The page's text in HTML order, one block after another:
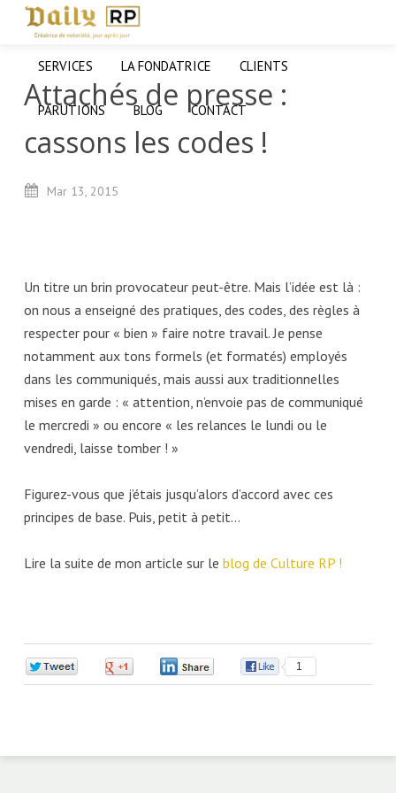
SERVICES LA FONDATRICE CLIENTS
PARUTIONS BLOG CONTACT
Attachés de presse :
cassons les codes !
Mar 13, 2015
Un titre un brin provocateur peut-être. Mais l’idée est là :
on nous a enseigné des pratiques, des codes, des règles à
respecter pour « bien » faire notre travail. Je pense
notamment aux tons formels (et formatés) employés
dans les communiqués, mais aussi aux traditionnelles
mises en garde : « attention, n’envoie pas de communiqué
le mercredi » ou encore « les relances le lundi ou le
vendredi, laisse tomber ! »
Figurez-vous que j’étais jusqu’alors d’accord avec ces
principes de base. Puis, petit à petit…
Lire la suite de mon article sur le blog de Culture RP !
1